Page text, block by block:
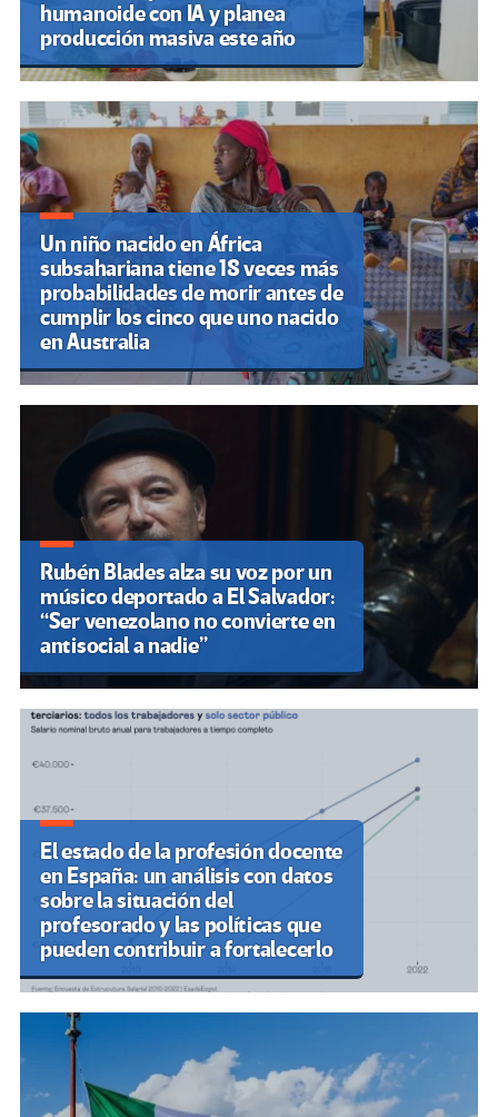
humanoide con IA y planea
producción masiva este año
Un niño nacido en África
subsahariana tiene 18 veces más
probabilidades de morir antes de
cumplir los cinco que uno nacido
en Australia
Rubén Blades alza su voz por un
músico deportado a El Salvador:
“Ser venezolano no convierte en
antisocial a nadie”
El estado de la profesión docente
en España: un análisis con datos
sobre la situación del
profesorado y las políticas que
pueden contribuir a fortalecerlo